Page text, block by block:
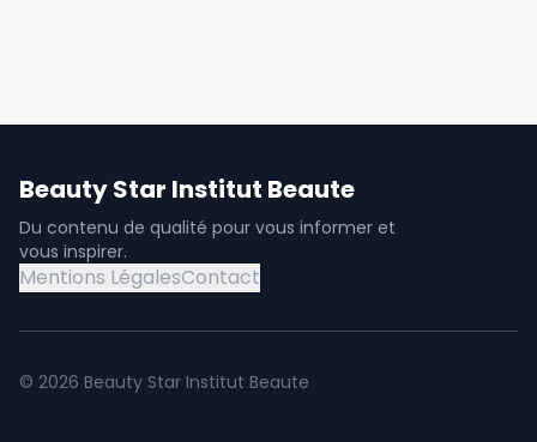
Beauty Star Institut Beaute
Du contenu de qualité pour vous informer et
vous inspirer.
Mentions LégalesContact
© 2026 Beauty Star Institut Beaute